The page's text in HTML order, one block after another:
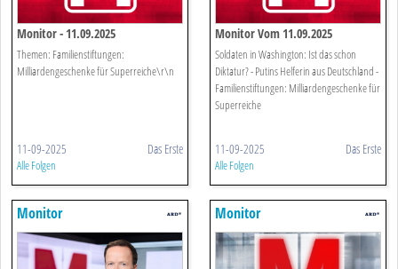
Monitor - 11.09.2025
Themen: Familienstiftungen:
Milliardengeschenke für Superreiche\r\n
11-09-2025 Das Erste
Alle Folgen
Monitor Vom 11.09.2025
Soldaten in Washington: Ist das schon
Diktatur? - Putins Helferin aus Deutschland -
Familienstiftungen: Milliardengeschenke für
Superreiche
11-09-2025 Das Erste
Alle Folgen
Monitor Monitor